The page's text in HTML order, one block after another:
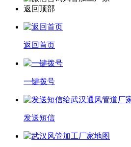
返回顶部
返回首页
一键拨号
发送短信